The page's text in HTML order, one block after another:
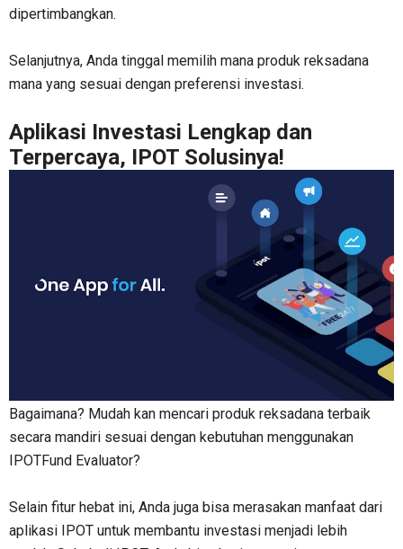
dipertimbangkan.
Selanjutnya, Anda tinggal memilih mana produk reksadana
mana yang sesuai dengan preferensi investasi.
Aplikasi Investasi Lengkap dan
Terpercaya, IPOT Solusinya!
Bagaimana? Mudah kan mencari produk reksadana terbaik
secara mandiri sesuai dengan kebutuhan menggunakan
IPOTFund Evaluator?
Selain fitur hebat ini, Anda juga bisa merasakan manfaat dari
aplikasi IPOT untuk membantu investasi menjadi lebih